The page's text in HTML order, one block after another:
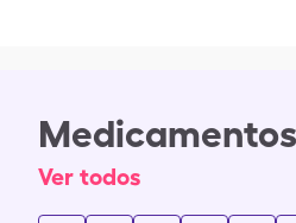
Ver todos